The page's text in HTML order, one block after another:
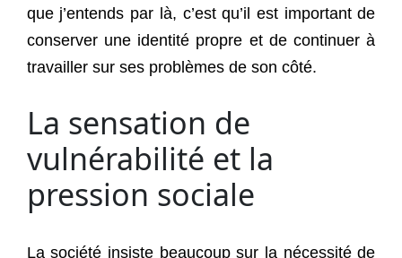
que j’entends par là, c’est qu’il est important de
conserver une identité propre et de continuer à
travailler sur ses problèmes de son côté.
La sensation de
vulnérabilité et la
pression sociale
La société insiste beaucoup sur la nécessité de